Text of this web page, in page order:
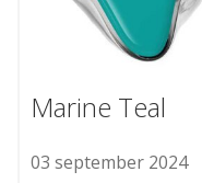
Marine Teal
03 september 2024